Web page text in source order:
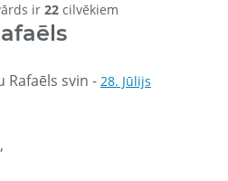
ir 22 cilvēkiem
Rafaēls svin - 28. Jūlijs